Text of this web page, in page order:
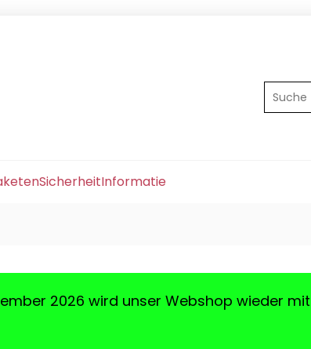
Suche
SicherheitInformatie
2026 wird unser Webshop wieder